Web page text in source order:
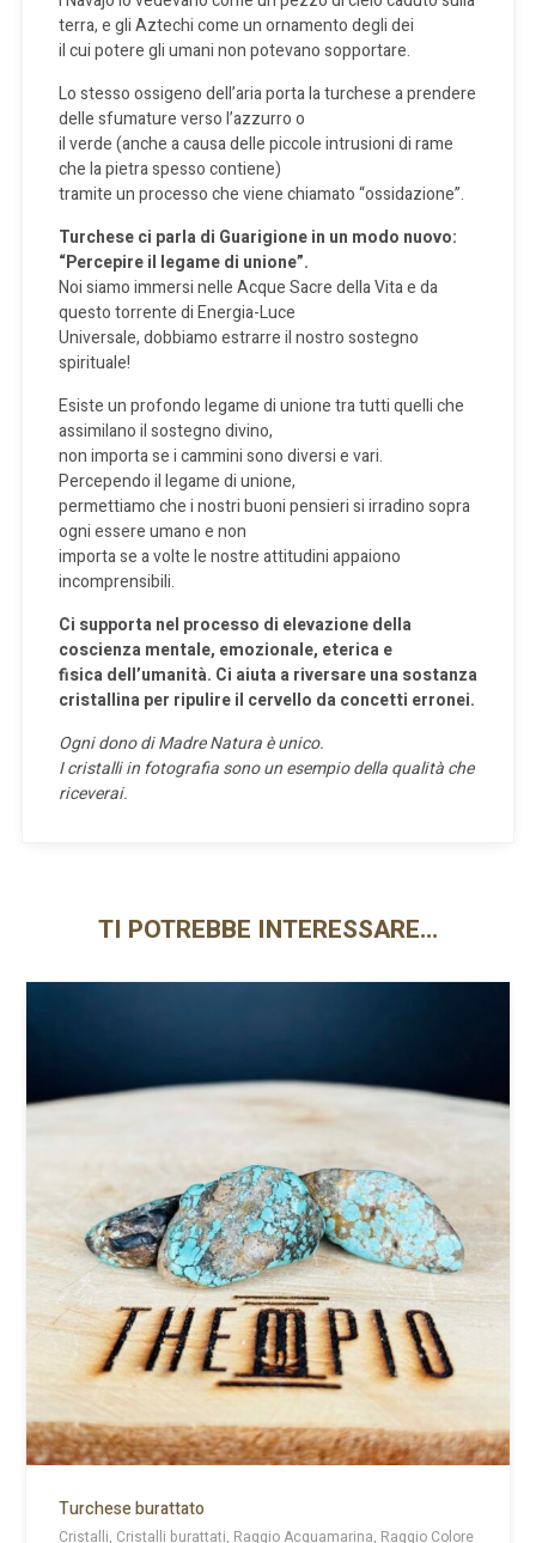
terra, e gli Aztechi come un ornamento degli dei
il cui potere gli umani non potevano sopportare.
Lo stesso ossigeno dell’aria porta la turchese a prendere
delle sfumature verso l’azzurro o
il verde (anche a causa delle piccole intrusioni di rame
che la pietra spesso contiene)
tramite un processo che viene chiamato “ossidazione”.
Turchese ci parla di Guarigione in un modo nuovo:
“Percepire il legame di unione”.
Noi siamo immersi nelle Acque Sacre della Vita e da
questo torrente di Energia-Luce
Universale, dobbiamo estrarre il nostro sostegno
spirituale!
Esiste un profondo legame di unione tra tutti quelli che
assimilano il sostegno divino,
non importa se i cammini sono diversi e vari.
Percependo il legame di unione,
permettiamo che i nostri buoni pensieri si irradino sopra
ogni essere umano e non
importa se a volte le nostre attitudini appaiono
incomprensibili.
Ci supporta nel processo di elevazione della
coscienza mentale, emozionale, eterica e
fisica dell’umanità. Ci aiuta a riversare una sostanza
cristallina per ripulire il cervello da concetti erronei.
Ogni dono di Madre Natura è unico.
I cristalli in fotografia sono un esempio della qualità che
riceverai.
TI POTREBBE INTERESSARE…
Turchese burattato
Cristalli, Cristalli burattati, Raggio Acquamarina, Raggio Colore